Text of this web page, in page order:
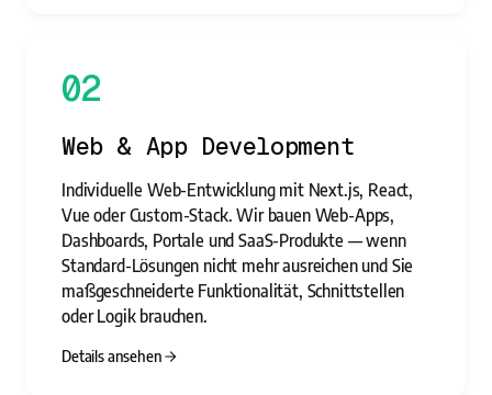
02
Web & App Development
Individuelle Web-Entwicklung mit Next.js, React,
Vue oder Custom-Stack. Wir bauen Web-Apps,
Dashboards, Portale und SaaS-Produkte — wenn
Standard-Lösungen nicht mehr ausreichen und Sie
maßgeschneiderte Funktionalität, Schnittstellen
oder Logik brauchen.
Details ansehen